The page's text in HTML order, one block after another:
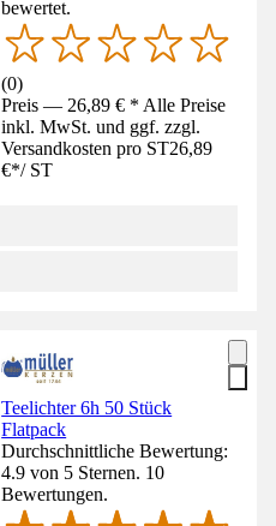
bewertet.
(0)
Preis — 26,89 € * Alle Preise
inkl. MwSt. und ggf. zzgl.
Versandkosten pro ST26,89
€*/ ST
Teelichter 6h 50 Stück
Flatpack
Durchschnittliche Bewertung:
4.9 von 5 Sternen. 10
Bewertungen.